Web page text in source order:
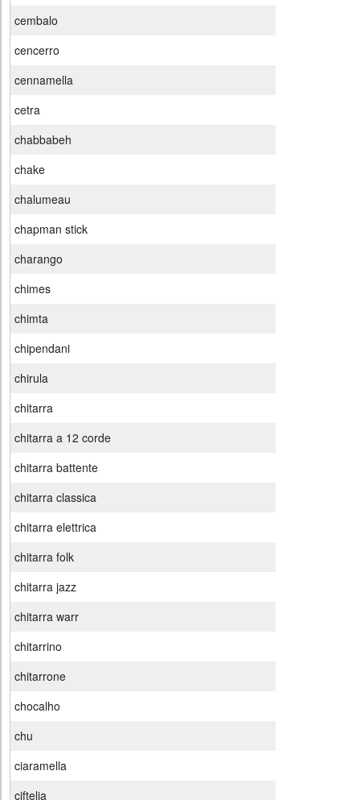
cembalo
cencerro
cennamella
cetra
chabbabeh
chake
chalumeau
chapman stick
charango
chimes
chimta
chipendani
chirula
chitarra
chitarra a 12 corde
chitarra battente
chitarra classica
chitarra elettrica
chitarra folk
chitarra jazz
chitarra warr
chitarrino
chitarrone
chocalho
chu
ciaramella
ciftelia